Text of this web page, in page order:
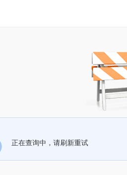
正在查询中，请刷新重试